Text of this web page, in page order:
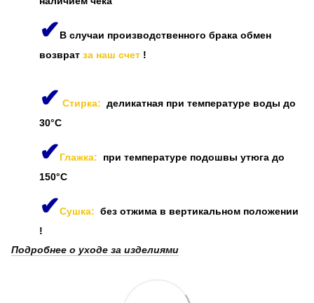
✔В случаи производственного брака обмен
возврат за наш счет !
✔ Стирка: деликатная при температуре воды до
30°C
✔Глажка: при температуре подошвы утюга до
150°C
✔Сушка: без отжима в вертикальном положении
!
Подробнее о уходе за изделиями